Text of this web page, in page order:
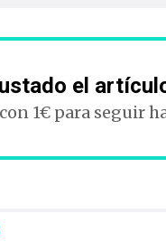
el
1€ para seguir